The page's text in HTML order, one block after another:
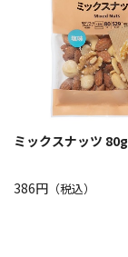
ミックスナッツ 80g
386円 （税込）